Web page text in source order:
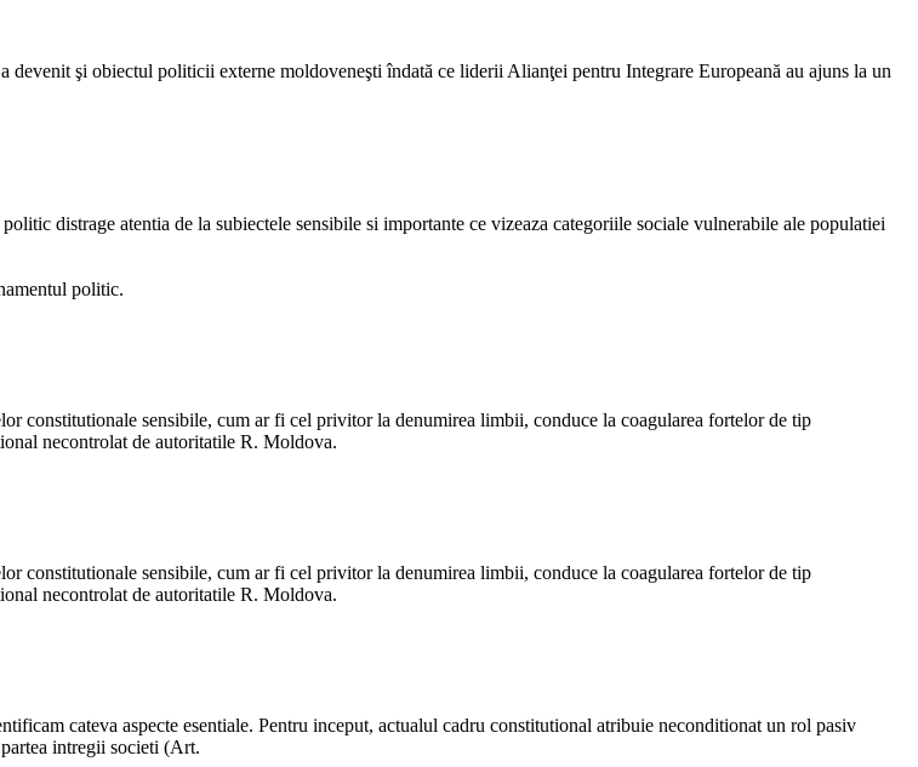
şi obiectul politicii externe moldoveneşti îndată ce liderii Alianţei pentru Integrare Europeană au ajuns la un
distrage atentia de la subiectele sensibile si importante ce vizeaza categoriile sociale vulnerabile ale populatiei
politic.
sensibile, cum ar fi cel privitor la denumirea limbii, conduce la coagularea fortelor de tip
necontrolat de autoritatile R. Moldova.
sensibile, cum ar fi cel privitor la denumirea limbii, conduce la coagularea fortelor de tip
necontrolat de autoritatile R. Moldova.
cateva aspecte esentiale. Pentru inceput, actualul cadru constitutional atribuie neconditionat un rol pasiv
intregii societi (Art.